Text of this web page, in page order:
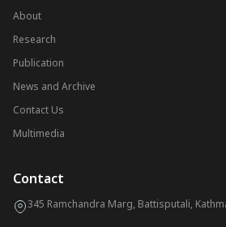
About
Research
Publication
News and Archive
Contact Us
Multimedia
Contact
345 Ramchandra Marg, Battisputali,